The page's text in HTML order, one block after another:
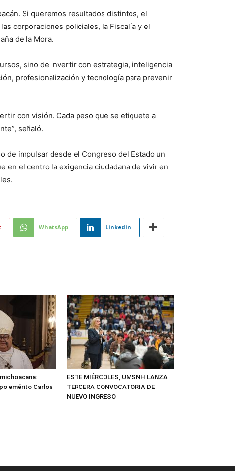
Si queremos resultados distintos, el
corporaciones policiales, la Fiscalía y el
de la Mora.
sino de invertir con estrategia, inteligencia
profesionalización y tecnología para prevenir
con visión. Cada peso que se etiquete a
señaló.
de impulsar desde el Congreso del Estado un
en el centro la exigencia ciudadana de vivir en
WhatsApp Linkedin
emérito Carlos
ESTE MIÉRCOLES, UMSNH LANZA
TERCERA CONVOCATORIA DE
NUEVO INGRESO